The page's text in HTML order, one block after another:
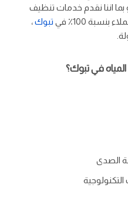
بما اننا نقدم خدمات تنظيف
100٪ في
تبوك،
في تبوك؟
الصدى